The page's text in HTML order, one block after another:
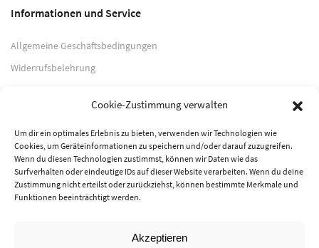
Cookie-Zustimmung verwalten
Um dir ein optimales Erlebnis zu bieten, verwenden wir Technologien wie
Cookies, um Geräteinformationen zu speichern und/oder darauf zuzugreifen.
Wenn du diesen Technologien zustimmst, können wir Daten wie das
Surfverhalten oder eindeutige IDs auf dieser Website verarbeiten. Wenn du deine
Zustimmung nicht erteilst oder zurückziehst, können bestimmte Merkmale und
Funktionen beeinträchtigt werden.
Akzeptieren
Informationen und Service
Allgemeine Geschäftsbedingungen
Widerrufsbelehrung
Datenschutzerklärung
Zahlungsarten
PayPal